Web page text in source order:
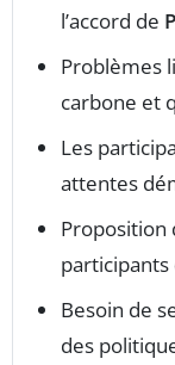
l’accord de
Problèmes
carbone et
Les
attentes
Proposition
participants
Besoin de
des